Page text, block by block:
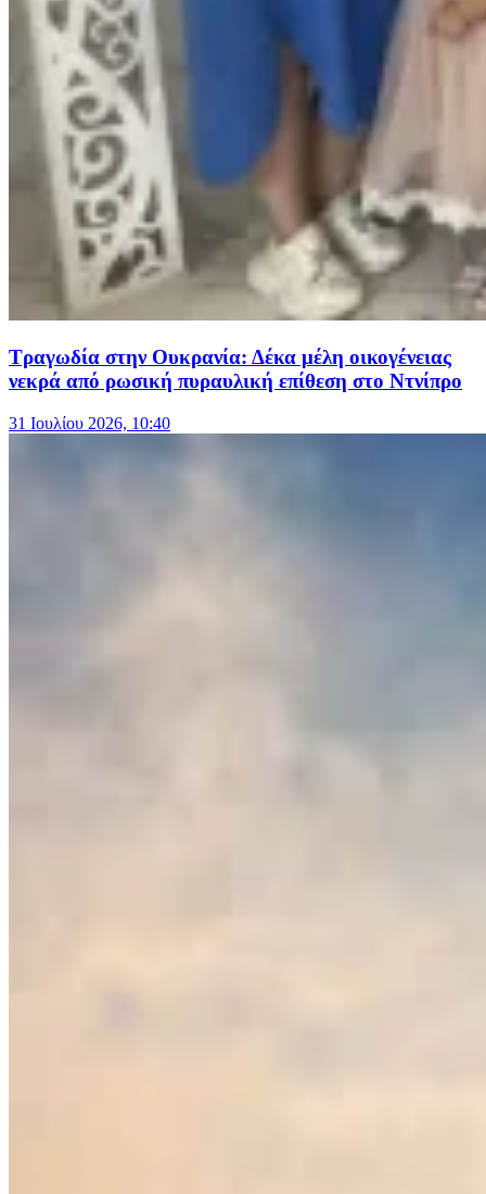
Τραγωδία στην Ουκρανία: Δέκα μέλη οικογένειας
νεκρά από ρωσική πυραυλική επίθεση στο Ντνίπρο
31 Ιουλίου 2026, 10:40